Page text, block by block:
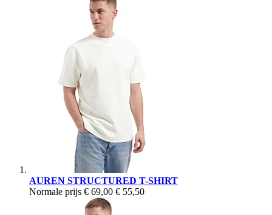
AUREN STRUCTURED T-SHIRT
Normale prijs € 69,00 € 55,50